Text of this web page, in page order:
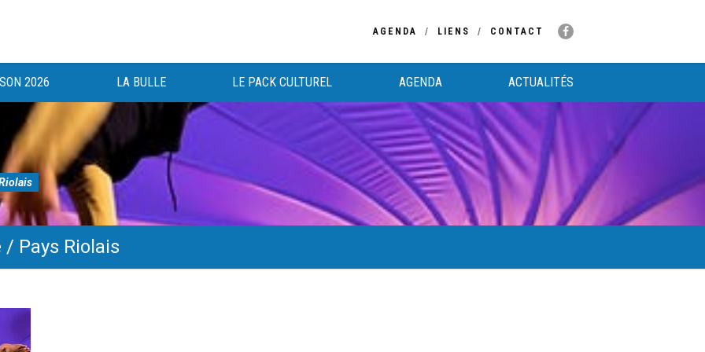
AGENDA LIENS CONTACT
2026 LA BULLE LE PACK CULTUREL AGENDA ACTUALITÉS
/ Pays Riolais
au bénéfice des haut-saônois depuis 1983.